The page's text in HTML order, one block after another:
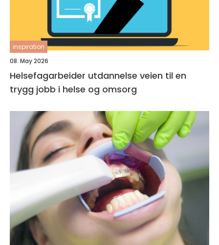
inspiration
08. May 2026
Helsefagarbeider utdannelse veien til en
trygg jobb i helse og omsorg